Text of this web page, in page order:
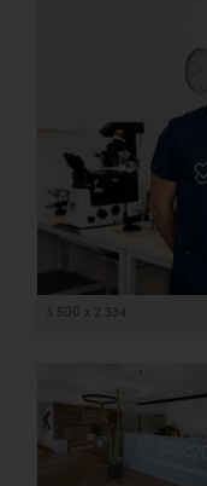
3 500 x 2 334